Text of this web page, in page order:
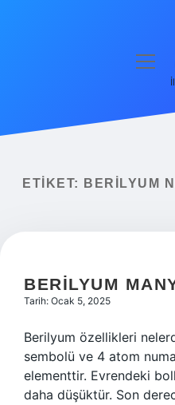
Yasal Uyarı
ETIKET: BERILYUM
BERILYUM
Tarih: Ocak 5, 2025
Berilyum özellikleri
sembolü ve 4 atom
elementtir. Evrendeki
daha düşüktür. Son